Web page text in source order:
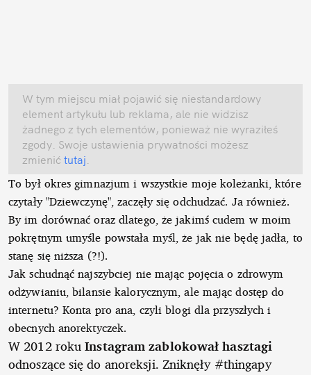
W tym miejscu miał pojawić się niestandardowy
element artykułu lub reklama, ale nie widzisz
żadnego z tych elementów, ponieważ nie wyraziłeś
zgody. Swoje ustawienia prywatności możesz
zmienić tutaj
To był okres gimnazjum i wszystkie moje koleżanki, które
czytały "Dziewczynę", zaczęły się odchudzać. Ja również.
By im dorównać oraz dlatego, że jakimś cudem w moim
pokrętnym umyśle powstała myśl, że jak nie będę jadła, to
stanę się niższa (?!).
Jak schudnąć najszybciej nie mając pojęcia o zdrowym
odżywianiu, bilansie kalorycznym, ale mając dostęp do
internetu? Konta pro ana, czyli blogi dla przyszłych i
obecnych anorektyczek.
W 2012 rokuInstagram zablokował hasztagi
odnoszące się do anoreksji. Zniknęły #thingapy